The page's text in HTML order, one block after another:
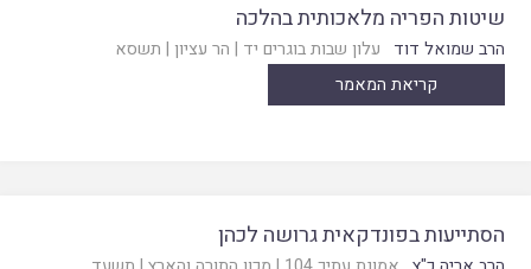
שיטות הפריה מלאכותית בהלכה
הרב שמואל דוד עלון שבות בוגרים יד | הר עציון | תשסא
קריאת המאמר
הסתייעות בפונדקאית גרושה לכהן